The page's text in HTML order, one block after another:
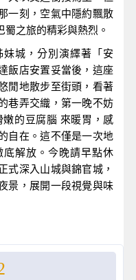
一刻，空氣中隱約飄散
之旅的精彩與熱烈。
城，分別演繹著「安
飯店安置妥當後，這座
閒地散步至街頭，看著
巷弄交織，第一晚不妨
的豆腐腦 來暖胃，感
自在。這不僅是一次地
解放。今晚請早點休
式深入山城與錦官城，
景，展開一段視覺與味